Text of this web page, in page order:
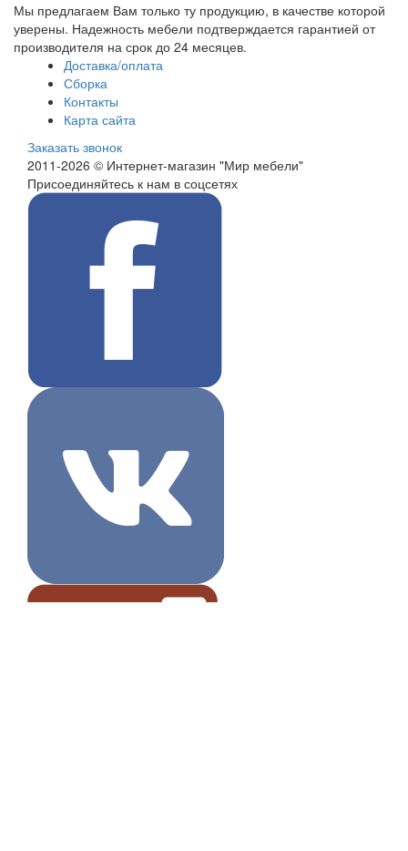
Мы предлагаем Вам только ту продукцию, в качестве которой
уверены. Надежность мебели подтверждается гарантией от
производителя на срок до 24 месяцев.
Доставка/оплата
Сборка
Контакты
Карта сайта
Заказать звонок
2011-2026 © Интернет-магазин "Мир мебели"
Присоединяйтесь к нам в соцсетях